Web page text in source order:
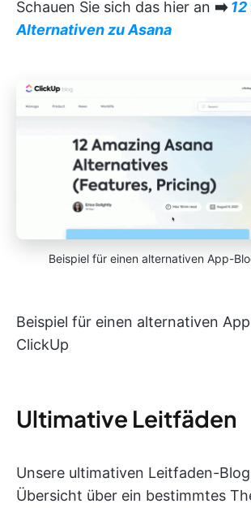
Schauen Sie sich das hier an ➡️
Alternativen zu Asana
Beispiel für einen alternativen App-
Beispiel für einen alternativen
ClickUp
Ultimative Leitfäden
Unsere ultimativen Leitfaden-
Übersicht über ein bestimmtes